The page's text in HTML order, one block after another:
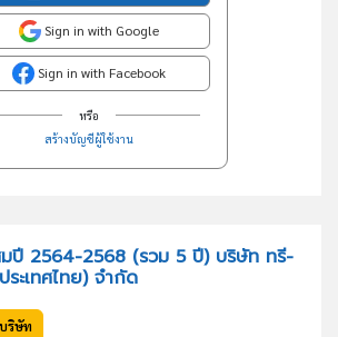
Sign in with Google
Sign in with Facebook
หรือ
สร้างบัญชีผู้ใช้งาน
มปี 2564-2568 (รวม 5 ปี) บริษัท ทรี-
ะเทศไทย) จำกัด
ริษัท